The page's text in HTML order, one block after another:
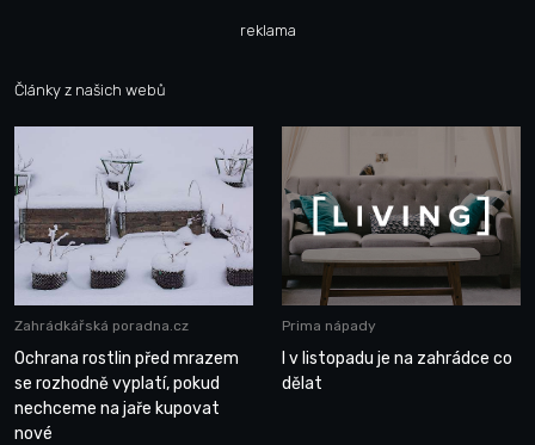
reklama
Články z našich webů
Zahrádkářská poradna.cz
Ochrana rostlin před mrazem
se rozhodně vyplatí, pokud
nechceme na jaře kupovat
nové
Prima nápady
I v listopadu je na zahrádce co
dělat